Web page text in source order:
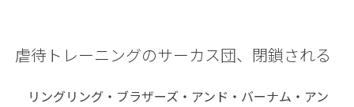
虐待トレーニングのサーカス団、閉鎖される
リングリング・ブラザーズ・アンド・バーナム・アン